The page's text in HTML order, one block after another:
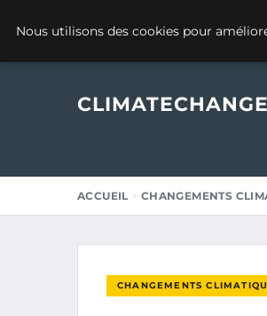
ACCUEIL CHANGEMENTS
CHANGEMENTS
Nous utilisons des cookies pour